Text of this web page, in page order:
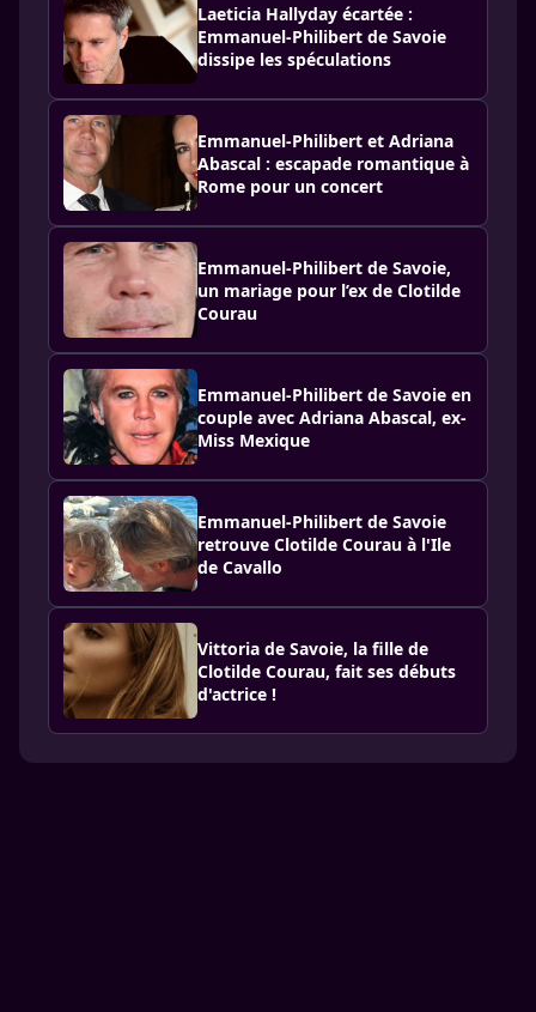
Laeticia Hallyday écartée :
Emmanuel-Philibert de Savoie
dissipe les spéculations
Emmanuel-Philibert et Adriana
Abascal : escapade romantique à
Rome pour un concert
Emmanuel-Philibert de Savoie,
un mariage pour l’ex de Clotilde
Courau
Emmanuel-Philibert de Savoie en
couple avec Adriana Abascal, ex-
Miss Mexique
Emmanuel-Philibert de Savoie
retrouve Clotilde Courau à l'Ile
de Cavallo
Vittoria de Savoie, la fille de
Clotilde Courau, fait ses débuts
d'actrice !